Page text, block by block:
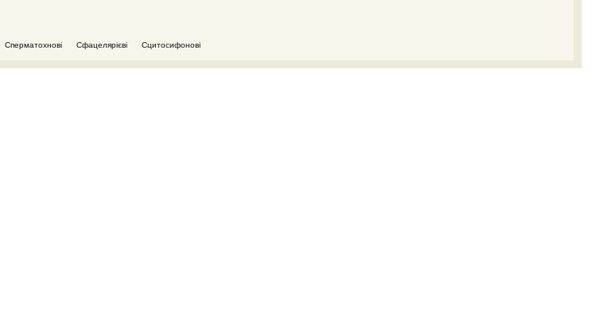
Сперматохнові Сфацелярієві Сцитосифонові